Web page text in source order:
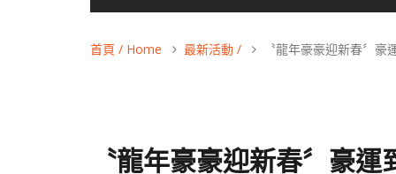
首頁 / Home 最新活動 / 〝龍年豪豪迎新春〞
〝龍年豪豪迎新春〞豪